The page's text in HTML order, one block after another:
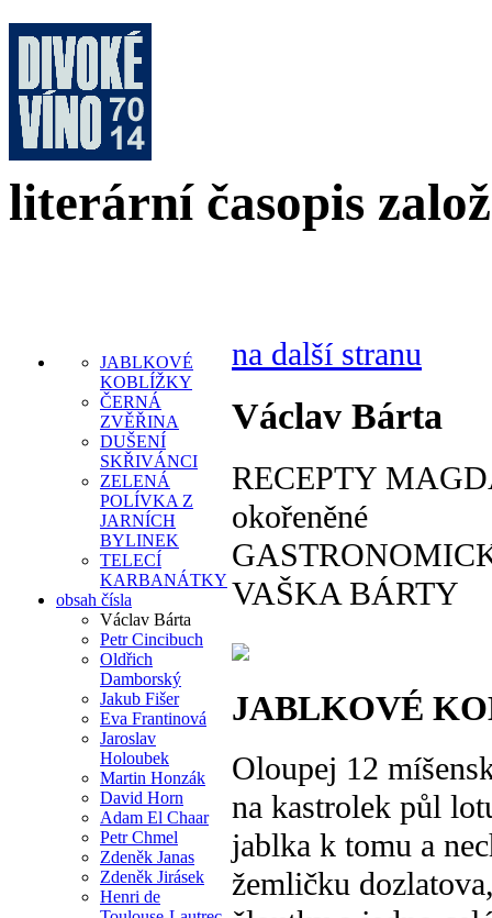
literární časopis
JABLKOVÉ
KOBLÍŽKY
ČERNÁ
ZVĚŘINA
DUŠENÍ
SKŘIVÁNCI
ZELENÁ
POLÍVKA Z
JARNÍCH
BYLINEK
TELECÍ
KARBANÁTKY
obsah čísla
Václav Bárta
Petr Cincibuch
Oldřich
Damborský
Jakub Fišer
Eva Frantinová
Jaroslav
Holoubek
Martin Honzák
David Horn
Adam El Chaar
Petr Chmel
Zdeněk Janas
Zdeněk Jirásek
Henri de
na další stranu
Václav Bárta
RECEPTY
okořeněné
VAŠKA BÁRTY
JABLKOVÉ
Oloupej 12
na kastrolek půl
jablka k tomu a
žemličku